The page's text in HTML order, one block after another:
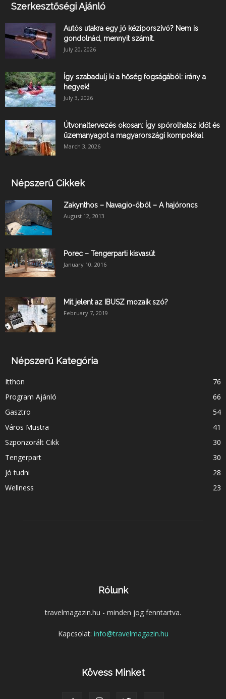
Szerkesztőségi Ajánló
Autós utakra egy jó kéziporszívó? Nem is
gondolnád, mennyit számít.
July 20, 2026
Így szabadulj ki a hőség fogságából: irány a
hegyek!
July 3, 2026
Útvonaltervezés okosan: Így spórolhatsz időt és
üzemanyagot a magyarországi kompokkal
March 3, 2026
Népszerű Cikkek
Zakynthos – Navagio-öböl – A hajóroncs
August 12, 2013
Porec – Tengerparti kisvasút
January 10, 2016
Mit jelent az IBUSZ mozaik szó?
February 7, 2019
Népszerű Kategória
Itthon
76
Program Ajánló
66
Gasztro
54
Város Mustra
41
Szponzorált Cikk
30
Tengerpart
30
Jó tudni
28
Wellness
23
Rólunk
travelmagazin.hu - minden jog fenntartva.
Kapcsolat: info@travelmagazin.hu
Kövess Minket